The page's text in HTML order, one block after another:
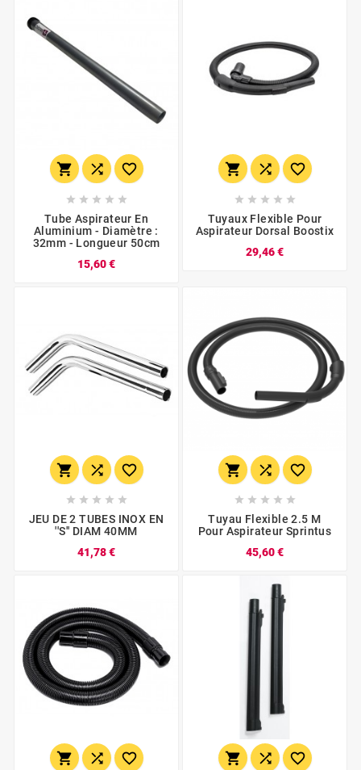
  
    
Tube Aspirateur En
Aluminium - Diamètre :
32mm - Longueur 50cm
15,60 €
  
    
Tuyaux Flexible Pour
Aspirateur Dorsal Boostix
29,46 €
  
    
JEU DE 2 TUBES INOX EN
''S'' DIAM 40MM
41,78 €
  
    
Tuyau Flexible 2.5 M
Pour Aspirateur Sprintus
45,60 €
     